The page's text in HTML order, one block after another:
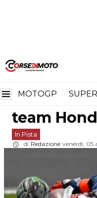
MOTOGP
Home In Pista
Suzuka
team
In Pista
di Redazione venerdì, 05